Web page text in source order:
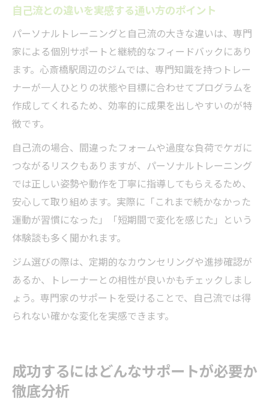
自己流との違いを実感する通い方のポイント
パーソナルトレーニングと自己流の大きな違いは、専門
家による個別サポートと継続的なフィードバックにあり
ます。心斎橋駅周辺のジムでは、専門知識を持つトレー
ナーが一人ひとりの状態や目標に合わせてプログラムを
作成してくれるため、効率的に成果を出しやすいのが特
徴です。
自己流の場合、間違ったフォームや過度な負荷でケガに
つながるリスクもありますが、パーソナルトレーニング
では正しい姿勢や動作を丁寧に指導してもらえるため、
安心して取り組めます。実際に「これまで続かなかった
運動が習慣になった」「短期間で変化を感じた」という
体験談も多く聞かれます。
ジム選びの際は、定期的なカウンセリングや進捗確認が
あるか、トレーナーとの相性が良いかもチェックしまし
ょう。専門家のサポートを受けることで、自己流では得
られない確かな変化を実感できます。
成功するにはどんなサポートが必要か
徹底分析